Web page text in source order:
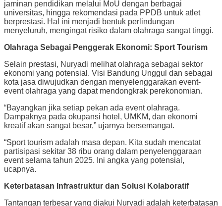
jaminan pendidikan melalui MoU dengan berbagai
universitas, hingga rekomendasi pada PPDB untuk atlet
berprestasi. Hal ini menjadi bentuk perlindungan
menyeluruh, mengingat risiko dalam olahraga sangat tinggi.
Olahraga Sebagai Penggerak Ekonomi: Sport Tourism
Selain prestasi, Nuryadi melihat olahraga sebagai sektor
ekonomi yang potensial. Visi Bandung Unggul dan sebagai
kota jasa diwujudkan dengan menyelenggarakan event-
event olahraga yang dapat mendongkrak perekonomian.
“Bayangkan jika setiap pekan ada event olahraga.
Dampaknya pada okupansi hotel, UMKM, dan ekonomi
kreatif akan sangat besar,” ujarnya bersemangat.
“Sport tourism adalah masa depan. Kita sudah mencatat
partisipasi sekitar 38 ribu orang dalam penyelenggaraan
event selama tahun 2025. Ini angka yang potensial,
ucapnya.
Keterbatasan Infrastruktur dan Solusi Kolaboratif
Tantangan terbesar yang diakui Nuryadi adalah keterbatasan